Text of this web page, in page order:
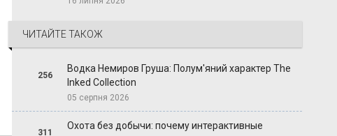
ЧИТАЙТЕ ТАКОЖ
256
Водка Немиров Груша: Полум'яний характер The
Inked Collection
05 серпня 2026
311
Охота без добычи: почему интерактивные